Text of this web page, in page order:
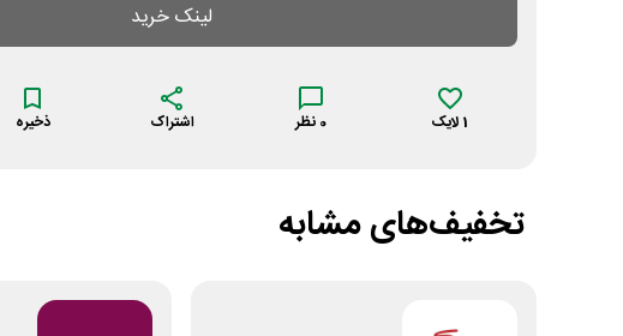
لینک خرید
1 لایک 0 نظر اشتراک ذخیره
تخفیف‌های مشابه